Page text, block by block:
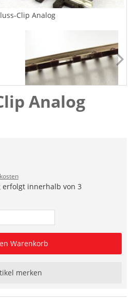
Clip Analog
Analog
innerhalb von 3
Warenkorb
merken